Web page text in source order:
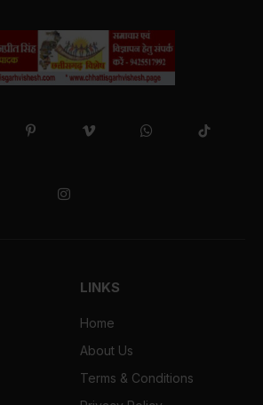
Pinterest Vimeo WhatsAppTikTok
Instagram
LINKS
Home
About Us
Terms & Conditions